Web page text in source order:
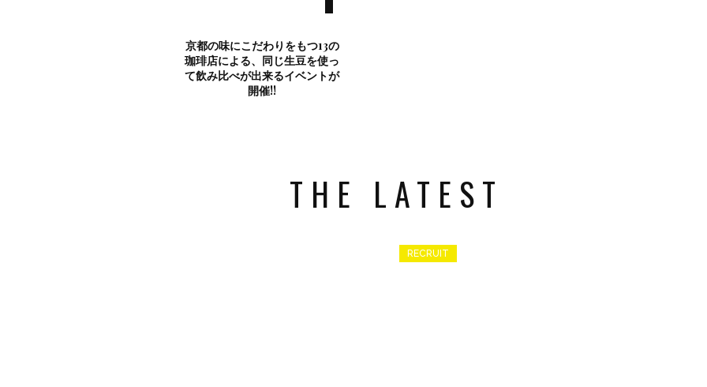
京都の味にこだわりをもつ13の
珈琲店による、同じ生豆を使っ
て飲み比べが出来るイベントが
開催!!
THE LATEST
RECRUIT